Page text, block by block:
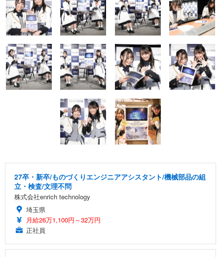
27卒・新卒/ものづくりエンジニアアシスタント/機械部品の組
立・検査/文理不問
株式会社enrich technology
埼玉県
月給26万1,100円～32万円
正社員